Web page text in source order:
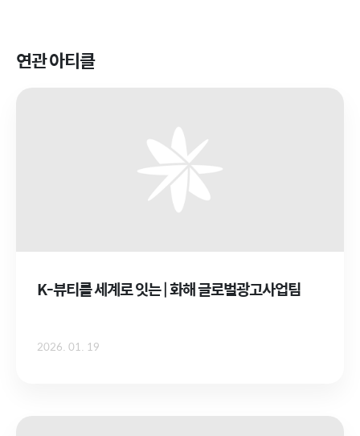
연관 아티클
K-뷰티를 세계로 잇는 | 화해 글로벌광고사업팀
2026. 01. 19